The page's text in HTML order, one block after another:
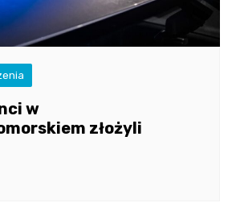
w
złożyli